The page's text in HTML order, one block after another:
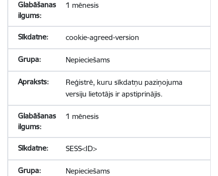
1 mēnesis
cookie-agreed-version
Nepieciešams
Reģistrē, kuru sīkdatņu paziņojuma
versiju lietotājs ir apstiprinājis.
1 mēnesis
SESS<ID>
Nepieciešams